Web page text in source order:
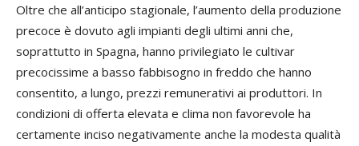
Oltre che all’anticipo stagionale, l’aumento della produzione
precoce è dovuto agli impianti degli ultimi anni che,
soprattutto in Spagna, hanno privilegiato le cultivar
precocissime a basso fabbisogno in freddo che hanno
consentito, a lungo, prezzi remunerativi ai produttori. In
condizioni di offerta elevata e clima non favorevole ha
certamente inciso negativamente anche la modesta qualità